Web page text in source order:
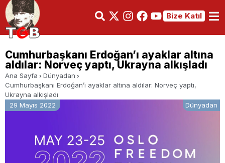
Bize Katıl
Cumhurbaşkanı Erdoğan’ı ayaklar altına
aldılar: Norveç yaptı, Ukrayna alkışladı
Ana Sayfa
Dünyadan
Cumhurbaşkanı Erdoğan’ı ayaklar altına aldılar: Norveç yaptı,
Ukrayna alkışladı
29 Mayıs 2022
Dünyadan